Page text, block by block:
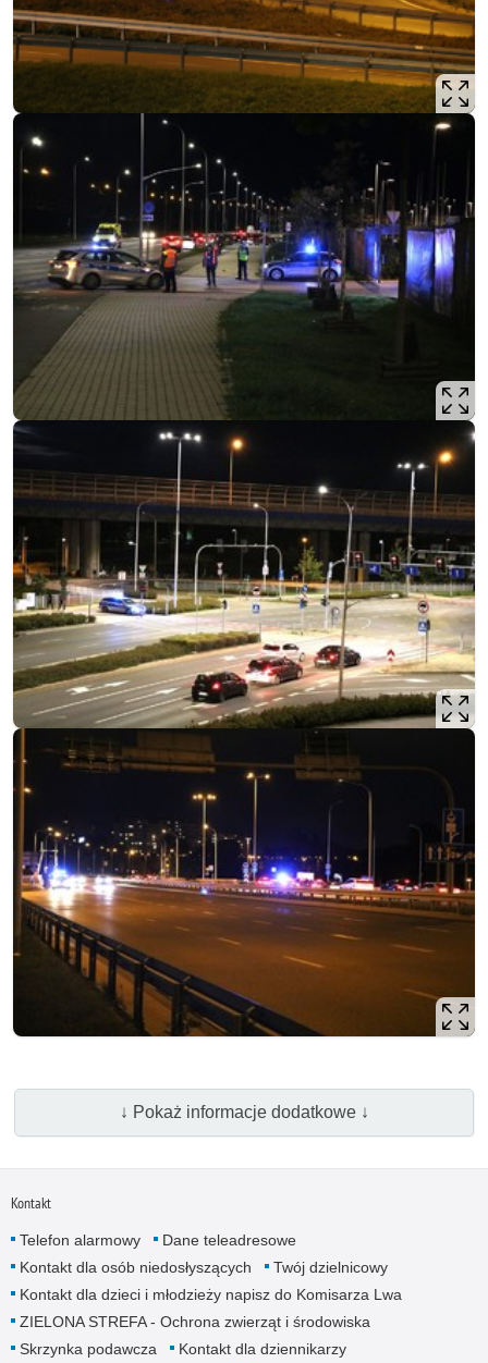
↓ Pokaż informacje dodatkowe ↓
Kontakt
Telefon alarmowy
Dane teleadresowe
Kontakt dla osób niedosłyszących
Twój dzielnicowy
Kontakt dla dzieci i młodzieży napisz do Komisarza Lwa
ZIELONA STREFA - Ochrona zwierząt i środowiska
Skrzynka podawcza
Kontakt dla dziennikarzy